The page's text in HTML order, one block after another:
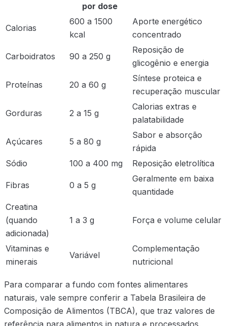
por dose
Calorias
600 a 1500
kcal
Aporte energético
concentrado
Carboidratos 90 a 250 g
Reposição de
glicogênio e energia
Proteínas 20 a 60 g
Síntese proteica e
recuperação muscular
Gorduras 2 a 15 g
Calorias extras e
palatabilidade
Açúcares 5 a 80 g
Sabor e absorção
rápida
Sódio
100 a 400 mg Reposição eletrolítica
Fibras 0 a 5 g
Geralmente em baixa
quantidade
Creatina
(quando
adicionada)
1 a 3 g Força e volume celular
Vitaminas e
minerais
Variável
Complementação
nutricional
Para comparar a fundo com fontes alimentares
naturais, vale sempre conferir a Tabela Brasileira de
Composição de Alimentos (TBCA), que traz valores de
referência para alimentos in natura e processados.